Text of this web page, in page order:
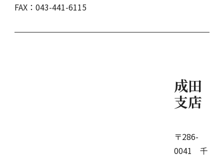
FAX：043-441-6115
成田
支店
〒286-
0041 千